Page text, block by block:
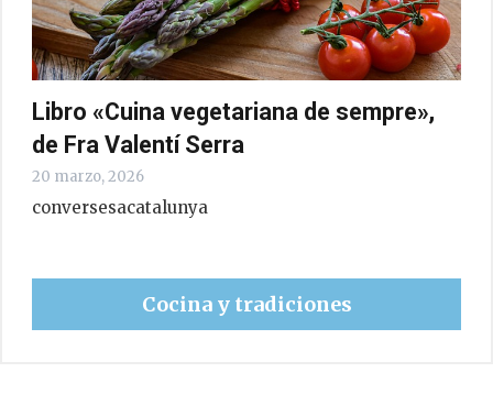
Libro «Cuina vegetariana de sempre»,
de Fra Valentí Serra
20 marzo, 2026
conversesacatalunya
Cocina y tradiciones